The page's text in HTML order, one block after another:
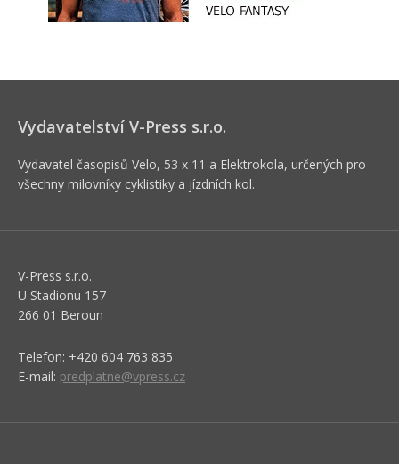
Vydavatelství V-Press s.r.o.
Vydavatel časopisů Velo, 53 x 11 a Elektrokola, určených pro
všechny milovníky cyklistiky a jízdních kol.
V-Press s.r.o.
U Stadionu 157
266 01 Beroun
Telefon: +420 604 763 835
E-mail: predplatne@vpress.cz